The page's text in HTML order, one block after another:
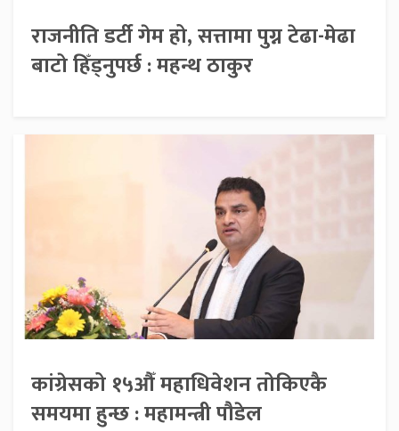
राजनीति डर्टी गेम हो, सत्तामा पुग्न टेढा-मेढा
बाटो हिँड्नुपर्छ : महन्थ ठाकुर
कांग्रेसको १५औँ महाधिवेशन तोकिएकै
समयमा हुन्छ : महामन्त्री पौडेल